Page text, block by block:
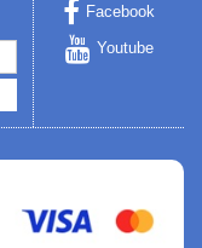
Facebook
Youtube